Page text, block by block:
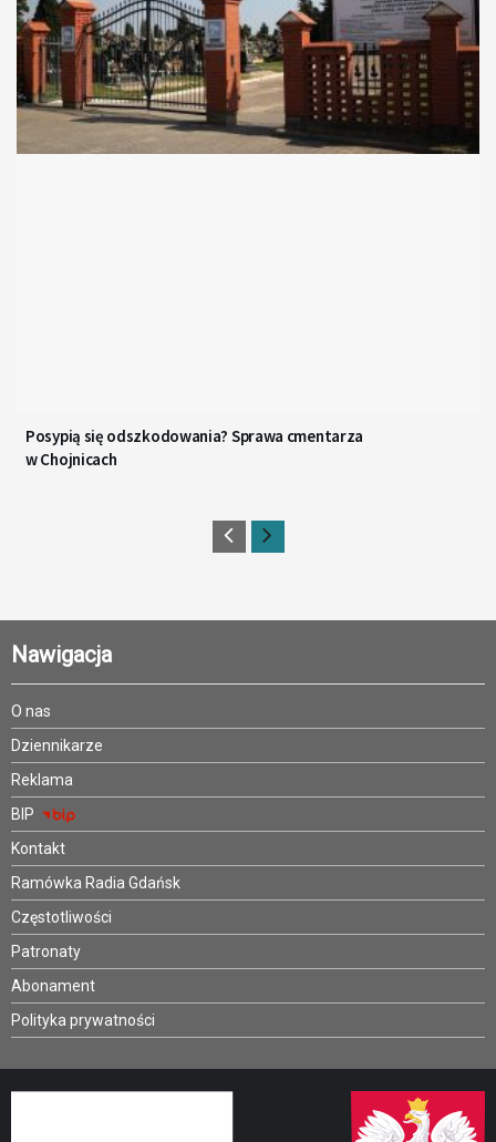
Posypią się odszkodowania? Sprawa cmentarza
w Chojnicach
Nawigacja
O nas
Dziennikarze
Reklama
BIP
Kontakt
Ramówka Radia Gdańsk
Częstotliwości
Patronaty
Abonament
Polityka prywatności